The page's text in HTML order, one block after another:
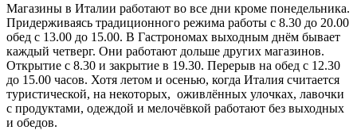
Магазины в Италии работают во все дни кроме понедельника.
Придерживаясь традиционного режима работы с 8.30 до 20.00
обед с 13.00 до 15.00. В Гастрономах выходным днём бывает
каждый четверг. Они работают дольше других магазинов.
Открытие с 8.30 и закрытие в 19.30. Перерыв на обед с 12.30
до 15.00 часов. Хотя летом и осенью, когда Италия считается
туристической, на некоторых, оживлённых улочках, лавочки
с продуктами, одеждой и мелочёвкой работают без выходных
и обедов.